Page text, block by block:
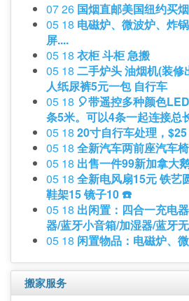
07 26 国烟直邮美国纽约买
05 18 电磁炉、微波炉、炸
屏....
05 18 衣柜 斗柜 急搬
05 18 二手炉头 油烟机(装
人纸尿裤5元一包 自行车
05 18 🎈带遥控多种颜色
条5米。可以4条一起连接总
05 18 20寸自行车处理，$25
05 18 全新汽车两前座汽车
05 18 出售一件99新加拿大
05 18 全新电风扇15元 铁艺
鞋架15 镜子10 ☎️
05 18 出闲置：四合一充电
器/蓝牙小音箱/加湿器/蓝牙
05 18 闲置物品：电磁炉、
搬家服务